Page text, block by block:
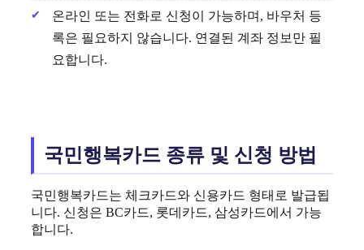
온라인 또는 전화로 신청이 가능하며, 바우처 등
록은 필요하지 않습니다. 연결된 계좌 정보만 필
요합니다.
국민행복카드 종류 및 신청 방법
국민행복카드는 체크카드와 신용카드 형태로 발급됩
니다. 신청은 BC카드, 롯데카드, 삼성카드에서 가능
합니다.